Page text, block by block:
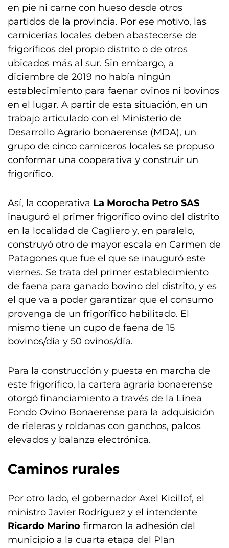
en pie ni carne con hueso desde otros
partidos de la provincia. Por ese motivo, las
carnicerías locales deben abastecerse de
frigoríficos del propio distrito o de otros
ubicados más al sur. Sin embargo, a
diciembre de 2019 no había ningún
establecimiento para faenar ovinos ni bovinos
en el lugar. A partir de esta situación, en un
trabajo articulado con el Ministerio de
Desarrollo Agrario bonaerense (MDA), un
grupo de cinco carniceros locales se propuso
conformar una cooperativa y construir un
frigorífico.
Así, la cooperativa La Morocha Petro SAS
inauguró el primer frigorífico ovino del distrito
en la localidad de Cagliero y, en paralelo,
construyó otro de mayor escala en Carmen de
Patagones que fue el que se inauguró este
viernes. Se trata del primer establecimiento
de faena para ganado bovino del distrito, y es
el que va a poder garantizar que el consumo
provenga de un frigorífico habilitado. El
mismo tiene un cupo de faena de 15
bovinos/día y 50 ovinos/día.
Para la construcción y puesta en marcha de
este frigorífico, la cartera agraria bonaerense
otorgó financiamiento a través de la Línea
Fondo Ovino Bonaerense para la adquisición
de rieleras y roldanas con ganchos, palcos
elevados y balanza electrónica.
Caminos rurales
Por otro lado, el gobernador Axel Kicillof, el
ministro Javier Rodríguez y el intendente
Ricardo Marino firmaron la adhesión del
municipio a la cuarta etapa del Plan